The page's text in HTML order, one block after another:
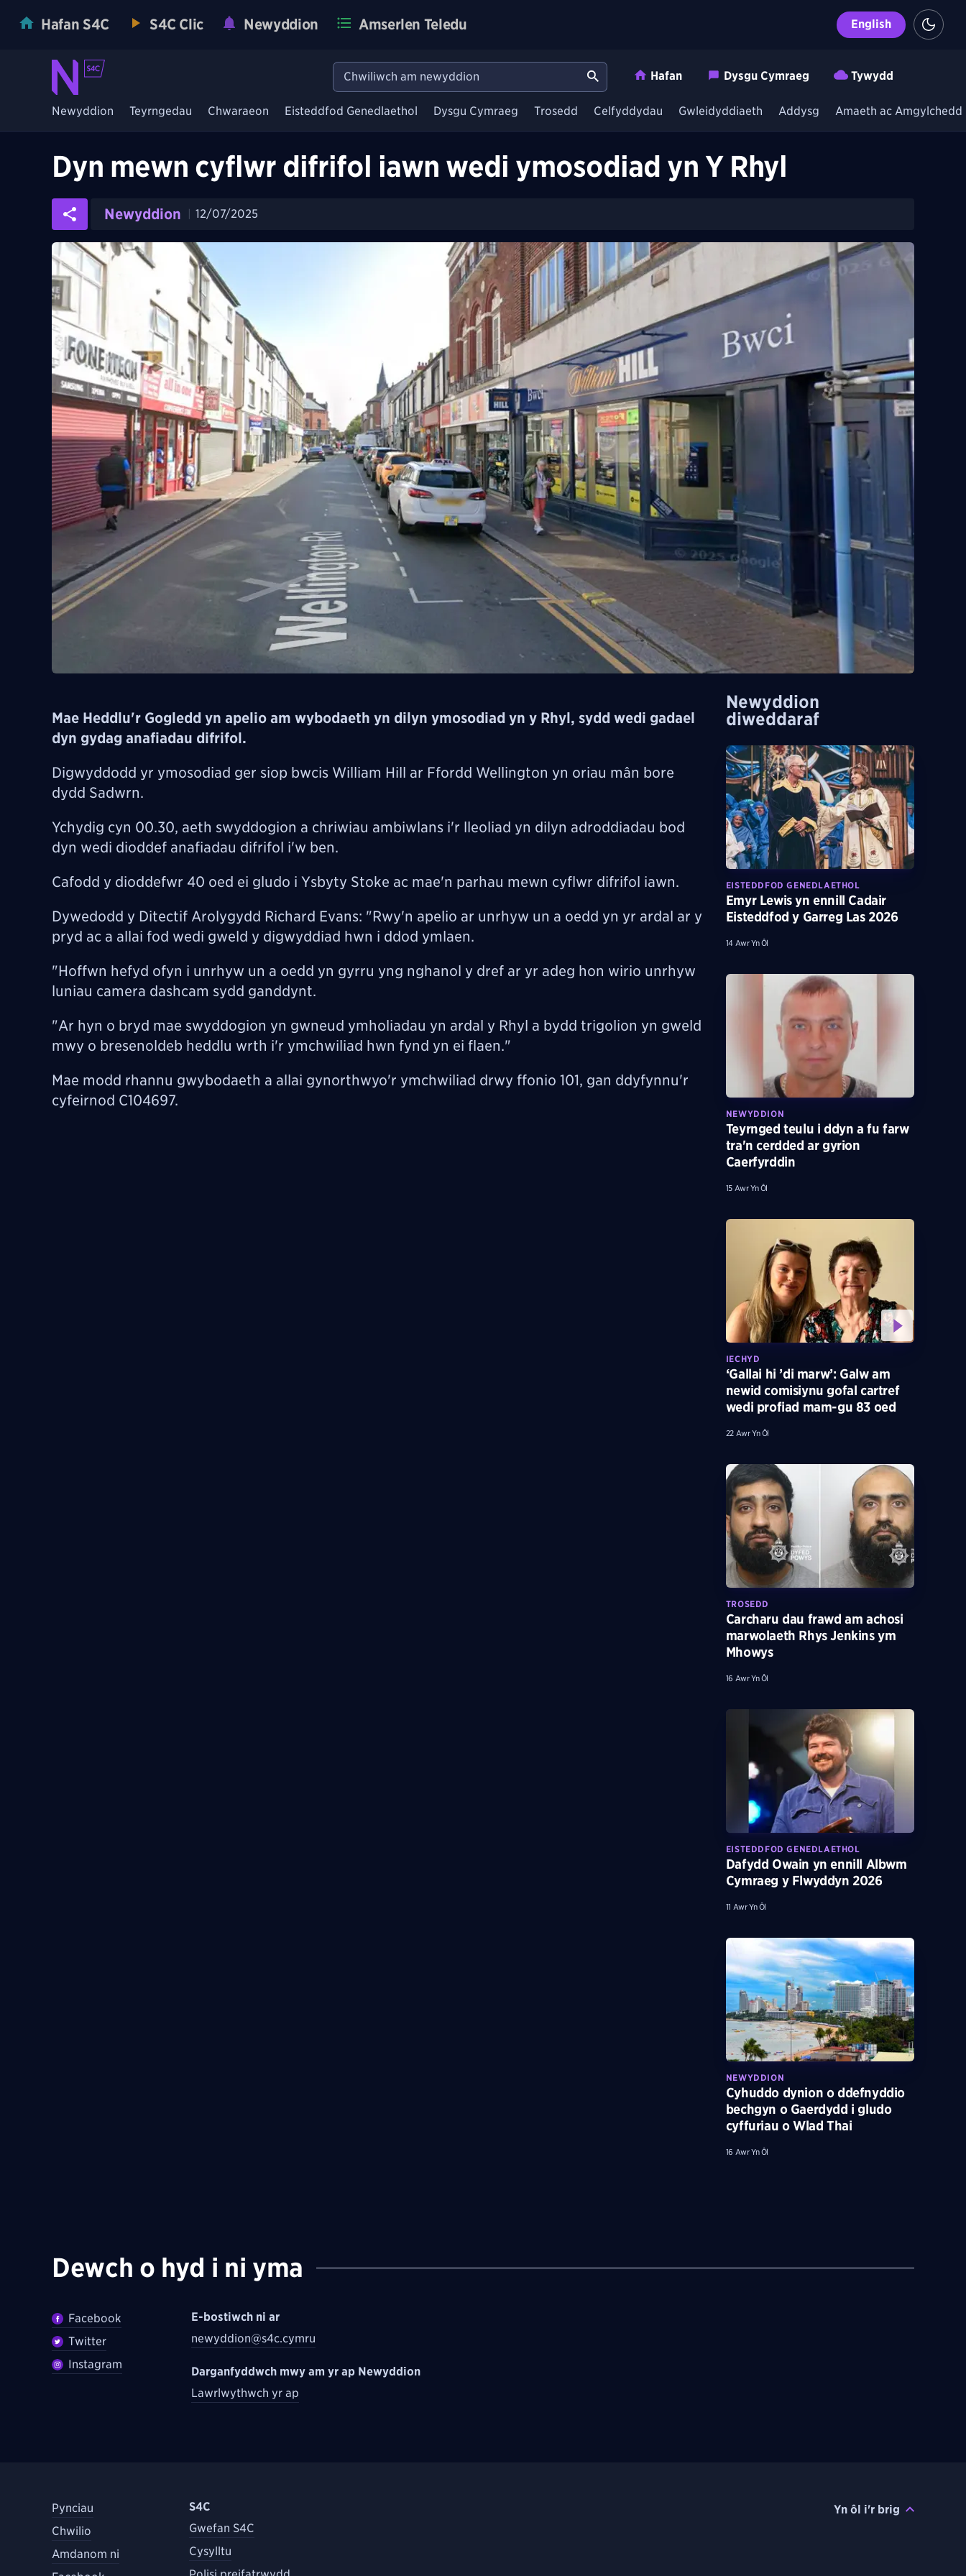
Hafan S4C S4C Clic Newyddion Amserlen Teledu English
Hafan Dysgu Cymraeg Tywydd
Newyddion Teyrngedau Chwaraeon Eisteddfod Genedlaethol Dysgu Cymraeg Trosedd Celfyddydau Gwleidyddiaeth Addysg Amaeth ac Amgylchedd
Dyn mewn cyflwr difrifol iawn wedi ymosodiad yn Y Rhyl
Newyddion 12/07/2025
Mae Heddlu'r Gogledd yn apelio am wybodaeth yn dilyn ymosodiad yn y Rhyl, sydd wedi gadael
dyn gydag anafiadau difrifol.
Digwyddodd yr ymosodiad ger siop bwcis William Hill ar Ffordd Wellington yn oriau mân bore
dydd Sadwrn.
Ychydig cyn 00.30, aeth swyddogion a chriwiau ambiwlans i'r lleoliad yn dilyn adroddiadau bod
dyn wedi dioddef anafiadau difrifol i'w ben.
Cafodd y dioddefwr 40 oed ei gludo i Ysbyty Stoke ac mae'n parhau mewn cyflwr difrifol iawn.
Dywedodd y Ditectif Arolygydd Richard Evans: "Rwy'n apelio ar unrhyw un a oedd yn yr ardal ar y
pryd ac a allai fod wedi gweld y digwyddiad hwn i ddod ymlaen.
"Hoffwn hefyd ofyn i unrhyw un a oedd yn gyrru yng nghanol y dref ar yr adeg hon wirio unrhyw
luniau camera dashcam sydd ganddynt.
"Ar hyn o bryd mae swyddogion yn gwneud ymholiadau yn ardal y Rhyl a bydd trigolion yn gweld
mwy o bresenoldeb heddlu wrth i'r ymchwiliad hwn fynd yn ei flaen."
Mae modd rhannu gwybodaeth a allai gynorthwyo'r ymchwiliad drwy ffonio 101, gan ddyfynnu'r
cyfeirnod C104697.
Newyddion
diweddaraf
EISTEDDFOD GENEDLAETHOL
Emyr Lewis yn ennill Cadair
Eisteddfod y Garreg Las 2026
14 Awr Yn Ôl
NEWYDDION
Teyrnged teulu i ddyn a fu farw
tra'n cerdded ar gyrion
Caerfyrddin
15 Awr Yn Ôl
IECHYD
‘Gallai hi ’di marw’: Galw am
newid comisiynu gofal cartref
wedi profiad mam-gu 83 oed
22 Awr Yn Ôl
TROSEDD
Carcharu dau frawd am achosi
marwolaeth Rhys Jenkins ym
Mhowys
16 Awr Yn Ôl
EISTEDDFOD GENEDLAETHOL
Dafydd Owain yn ennill Albwm
Cymraeg y Flwyddyn 2026
11 Awr Yn Ôl
NEWYDDION
Cyhuddo dynion o ddefnyddio
bechgyn o Gaerdydd i gludo
cyffuriau o Wlad Thai
16 Awr Yn Ôl
Dewch o hyd i ni yma
Facebook
Twitter
Instagram
E-bostiwch ni ar
newyddion@s4c.cymru
Darganfyddwch mwy am yr ap Newyddion
Lawrlwythwch yr ap
Pynciau
Chwilio
Amdanom ni
S4C
Gwefan S4C
Cysylltu
Yn ôl i'r brig